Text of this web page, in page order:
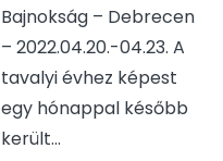
Bajnokság – Debrecen
– 2022.04.20.-04.23. A
tavalyi évhez képest
egy hónappal később
került...